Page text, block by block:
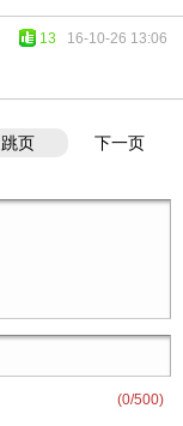
13 16-10-26 13:06
跳页 下一页
(0/500)